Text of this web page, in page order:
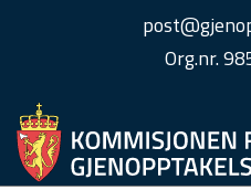
post@
Org.nr.